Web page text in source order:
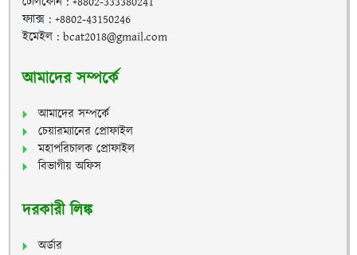
ফ্যাক্স : +8802-43150246
ইমেইল : bcat2018@gmail.com
আমাদের সম্পর্কে
আমাদের সম্পর্কে
চেয়ারম্যানের প্রোফাইল
মহাপরিচালক প্রোফাইল
বিভাগীয় অফিস
দরকারী লিঙ্ক
অর্ডার